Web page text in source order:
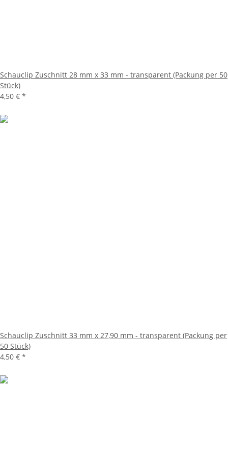
Schauclip Zuschnitt 28 mm x 33 mm - transparent (Packung per 50
Stück)
4,50 € *
Schauclip Zuschnitt 33 mm x 27,90 mm - transparent (Packung per
50 Stück)
4,50 € *